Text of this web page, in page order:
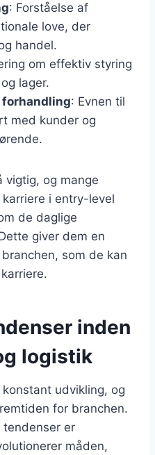
: Forståelse af
love, der
handel.
om effektiv styring
lager.
forhandling: Evnen til
med kunder og
vigtig, og mange
i entry-level
de daglige
giver dem en
som de kan
inden
logistik
udvikling, og
for branchen.
tendenser er
måden,